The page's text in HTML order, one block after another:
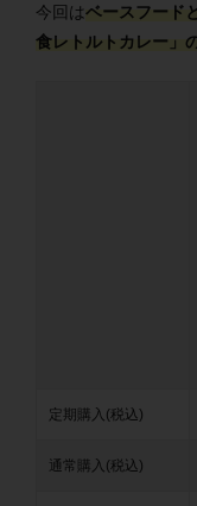
今回はベースフード
食レトルトカレー」
定期購入(税込)
通常購入(税込)